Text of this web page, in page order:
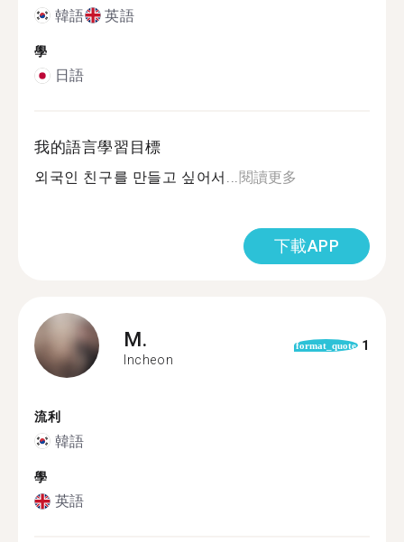
韓語 英語
學
日語
我的語言學習目標
외국인 친구를 만들고 싶어서...閱讀更多
下載APP
M.
Incheon
format_quote 1
流利
韓語
學
英語